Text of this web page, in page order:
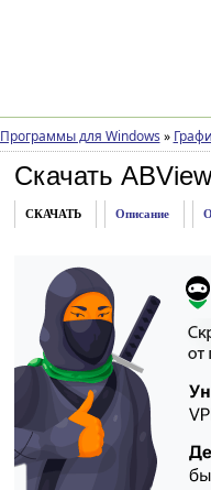
Программы для Windows »
Скачать
СКАЧАТЬ Описание